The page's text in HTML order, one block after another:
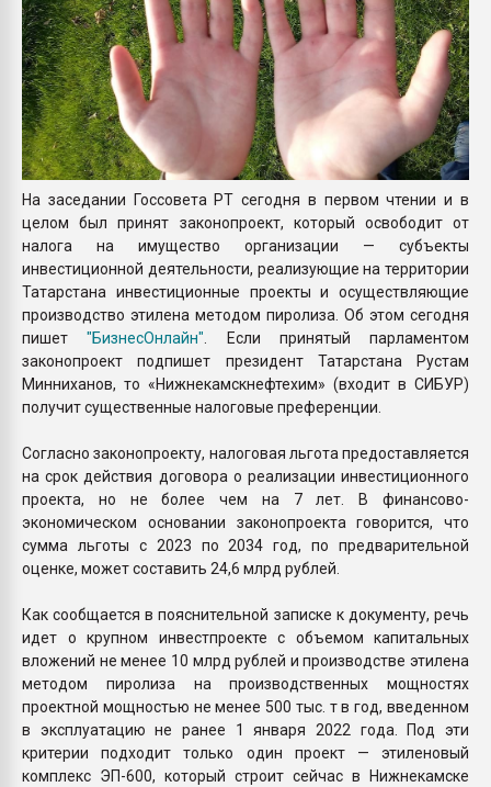
На заседании Госсовета РТ сегодня в первом чтении и в
целом был принят законопроект, который освободит от
налога на имущество организации — субъекты
инвестиционной деятельности, реализующие на территории
Татарстана инвестиционные проекты и осуществляющие
производство этилена методом пиролиза. Об этом сегодня
пишет"БизнесОнлайн". Если принятый парламентом
законопроект подпишет президент Татарстана Рустам
Минниханов, то «Нижнекамскнефтехим» (входит в СИБУР)
получит существенные налоговые преференции.
Согласно законопроекту, налоговая льгота предоставляется
на срок действия договора о реализации инвестиционного
проекта, но не более чем на 7 лет. В финансово-
экономическом основании законопроекта говорится, что
сумма льготы с 2023 по 2034 год, по предварительной
оценке, может составить 24,6 млрд рублей.
Как сообщается в пояснительной записке к документу, речь
идет о крупном инвестпроекте с объемом капитальных
вложений не менее 10 млрд рублей и производстве этилена
методом пиролиза на производственных мощностях
проектной мощностью не менее 500 тыс. т в год, введенном
в эксплуатацию не ранее 1 января 2022 года. Под эти
критерии подходит только один проект — этиленовый
комплекс ЭП-600, который строит сейчас в Нижнекамске